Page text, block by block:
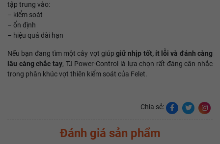
tập trung vào:
– kiểm soát
– ổn định
– hiệu quả dài hạn
Nếu bạn đang tìm một cây vợt giúpgiữ nhịp tốt, ít lỗi và đánh càng
lâu càng chắc tay, TJ Power-Control là lựa chọn rất đáng cân nhắc
trong phân khúc vợt thiên kiểm soát của Felet.
Chia sẻ:
Đánh giá sản phẩm